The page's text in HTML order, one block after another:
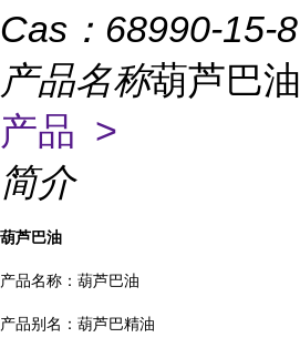
Cas： 68990-15-8
产品名称葫芦巴油
产品 >
简介
葫芦巴油
产品名称：葫芦巴油
产品别名：葫芦巴精油